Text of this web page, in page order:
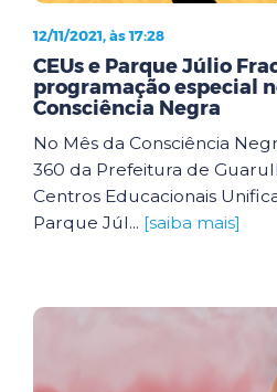
12/11/2021, às 17:28
CEUs e Parque Júlio
programação especial
Consciência Negra
No Mês da Consciência
360 da Prefeitura de
Centros Educacionais
Parque Júl... [saiba mais]